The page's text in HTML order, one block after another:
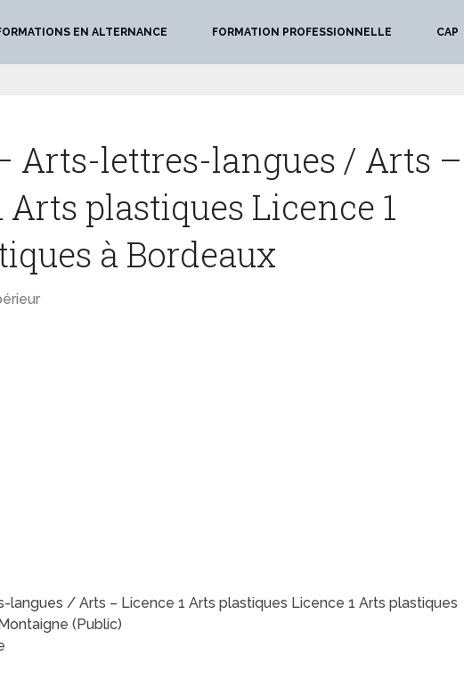
EN ALTERNANCE FORMATION PROFESSIONNELLE CAP
Arts-lettres-langues / Arts –
Arts plastiques Licence 1
à Bordeaux
langues / Arts – Licence 1 Arts plastiques Licence 1 Arts plastiques
(Public)